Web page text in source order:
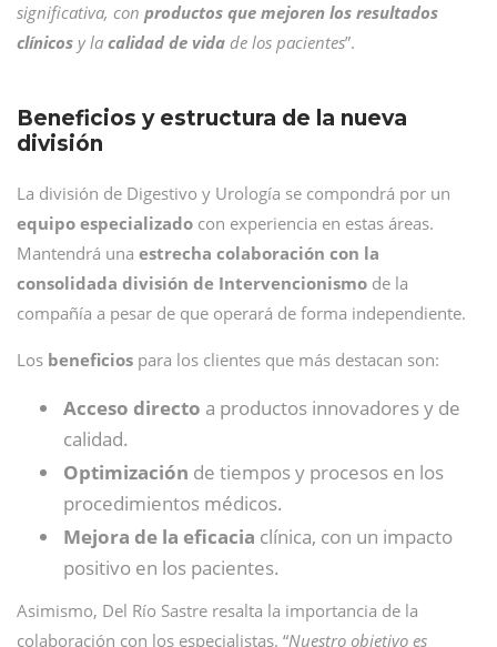
significativa, con productos que mejoren los resultados
clínicos y la calidad de vida de los pacientes”.
Beneficios y estructura de la nueva
división
La división de Digestivo y Urología se compondrá por un
equipo especializado con experiencia en estas áreas.
Mantendrá una estrecha colaboración con la
consolidada división de Intervencionismo de la
compañía a pesar de que operará de forma independiente.
Los beneficios para los clientes que más destacan son:
Acceso directo a productos innovadores y de
calidad.
Optimización de tiempos y procesos en los
procedimientos médicos.
Mejora de la eficacia clínica, con un impacto
positivo en los pacientes.
Asimismo, Del Río Sastre resalta la importancia de la
colaboración con los especialistas. “Nuestro objetivo es